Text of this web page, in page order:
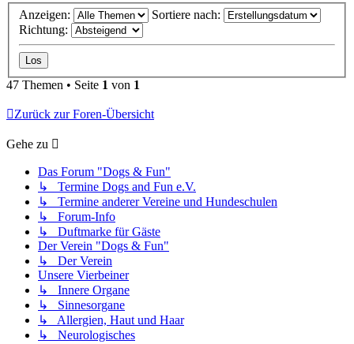
Anzeigen:
Sortiere nach:
Richtung:
47 Themen • Seite 1 von 1
Zurück zur Foren-Übersicht
Gehe zu
Das Forum "Dogs & Fun"
↳ Termine Dogs and Fun e.V.
↳ Termine anderer Vereine und Hundeschulen
↳ Forum-Info
↳ Duftmarke für Gäste
Der Verein "Dogs & Fun"
↳ Der Verein
Unsere Vierbeiner
↳ Innere Organe
↳ Sinnesorgane
↳ Allergien, Haut und Haar
↳ Neurologisches